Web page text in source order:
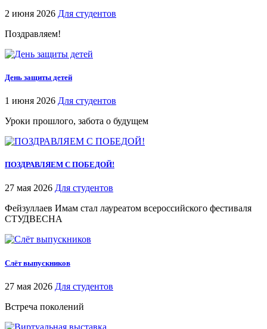
2 июня 2026 Для студентов
Поздравляем!
День защиты детей
1 июня 2026 Для студентов
Уроки прошлого, забота о будущем
ПОЗДРАВЛЯЕМ С ПОБЕДОЙ!
27 мая 2026 Для студентов
Фейзуллаев Имам стал лауреатом всероссийского фестиваля
СТУДВЕСНА
Слёт выпускников
27 мая 2026 Для студентов
Встреча поколений